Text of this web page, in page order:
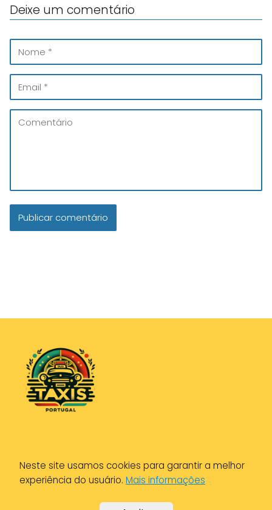
Deixe um comentário
Política de Privacidade
Política de Cookies
Neste site usamos cookies para garantir a melhor
experiência do usuário. Mais informações